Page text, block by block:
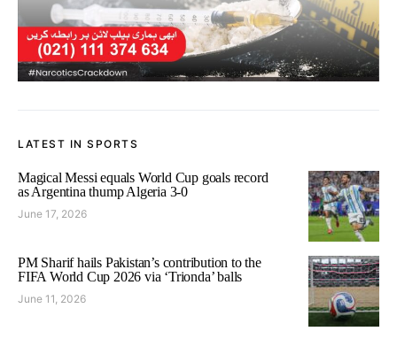
LATEST IN SPORTS
Magical Messi equals World Cup goals record
as Argentina thump Algeria 3-0
June 17, 2026
PM Sharif hails Pakistan’s contribution to the
FIFA World Cup 2026 via ‘Trionda’ balls
June 11, 2026